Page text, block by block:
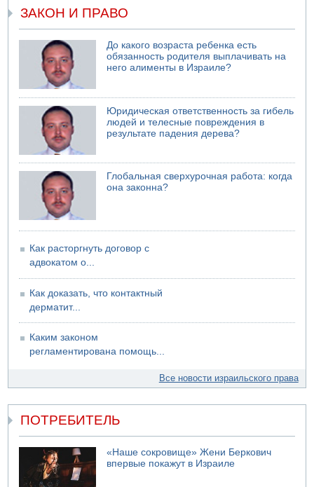
ЗАКОН И ПРАВО
До какого возраста ребенка есть
обязанность родителя выплачивать на
него алименты в Израиле?
Юридическая ответственность за гибель
людей и телесные повреждения в
результате падения дерева?
Глобальная сверхурочная работа: когда
она законна?
Как расторгнуть договор с
адвокатом о...
Как доказать, что контактный
дерматит...
Каким законом
регламентирована помощь...
Все новости израильского права
ПОТРЕБИТЕЛЬ
«Наше сокровище» Жени Беркович
впервые покажут в Израиле